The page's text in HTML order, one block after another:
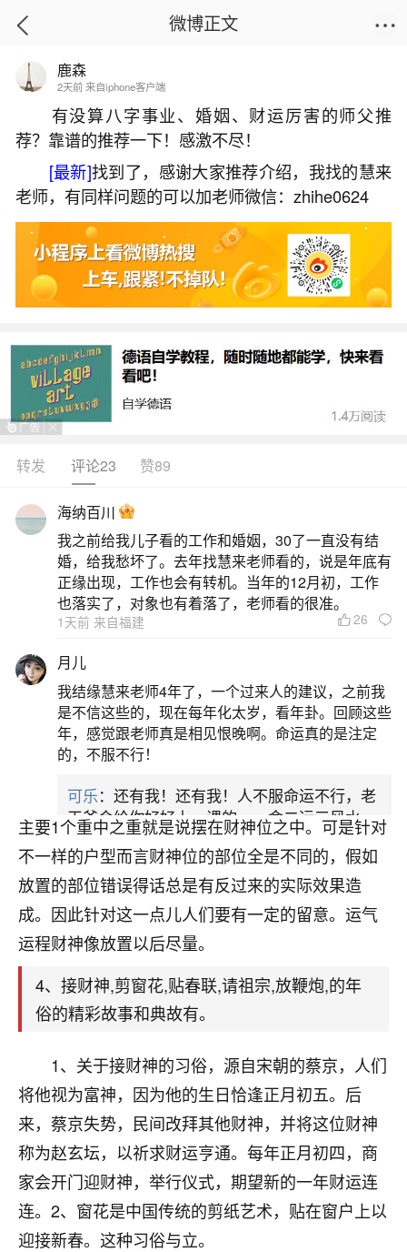
首页
立春接财神用什么贡品？
2026-06-02 16:17:19 17 4 赞
生活中像立春接财神用什么贡品？都是很常见
的问题，但是小问题不注意可能会引起大麻烦，下
面就这个问题给大家做一些解读：
1、迎接财神方法千万不要错过~,兔年财位在正
南方
立春正月十四接财神吉时：子时（24点
2、潮汕拜神风俗
财神物品:三牲［简化版是三中肉类，如猪肉，
鱿鱼，肉丸，如用鱼类或鸡鸭鹅必须整只，除三鸟
和鱼类在，其余动物一般不用］。斋碗［三或五个
素材，简化版如菌类，糖，紫菜］，水果(大果实如
钱各地差异很大，问当地老人。
3、立春可以移动财神位吗？
财神位运程最开始放置这种佛像是以便提高自
己的财气运程，那么针对人们而言财气运程的提高
主要1个重中之重就是说摆在财神位之中。可是针对
不一样的户型而言财神位的部位全是不同的，假如
放置的部位错误得话总是有反过来的实际效果造
成。因此针对这一点儿人们要有一定的留意。运气
运程财神像放置以后尽量。
4、接财神,剪窗花,贴春联,请祖宗,放鞭炮,的年
俗的精彩故事和典故有。
1、关于接财神的习俗，源自宋朝的蔡京，人们
将他视为富神，因为他的生日恰逢正月初五。后
来，蔡京失势，民间改拜其他财神，并将这位财神
称为赵玄坛，以祈求财运亨通。每年正月初四，商
家会开门迎财神，举行仪式，期望新的一年财运连
连。2、窗花是中国传统的剪纸艺术，贴在窗户上以
迎接新春。这种习俗与立。
微博正文
鹿森
2天前 来自iphone客户端
有没算八字事业、婚姻、财运厉害的师父推
荐？靠谱的推荐一下！感激不尽！
[最新]找到了，感谢大家推荐介绍，我找的慧来
老师，有同样问题的可以加老师微信：zhihe0624
转发 评论23 赞89
海纳百川
我之前给我儿子看的工作和婚姻，30了一直没有结
婚，给我愁坏了。去年找慧来老师看的，说是年底有
正缘出现，工作也会有转机。当年的12月初，工作
也落实了，对象也有着落了，老师看的很准。
1天前 来自福建 26
月儿
我结缘慧来老师4年了，一个过来人的建议，之前我
是不信这些的，现在每年化太岁，看年卦。回顾这些
年，感觉跟老师真是相见恨晚啊。命运真的是注定
的，不服不行！
可乐：还有我！还有我！人不服命运不行，老
天爷会给你好好上一课的。一命二运三风水，
哪样不服都不行！
平安是福：我也是每年找老师化太岁，看年
卦，认识老师3年了，都是缘分啊！
17分钟前 来自湖北 19
我是做餐饮的，这两年，生意屡屡受挫，店开一家关
一家，要么生意不好，生意好的就出事。前些年攒的
回事？
鹿森：你可以找老师看看，人有时不服命不行
啊！
太阳当空赵：我也做餐饮的，生意不算大，但
是我从找店开始都是找慧来老师跟进的，选
址、风水、还有开业日子，哪哪都看了，虽然
大环境不好，但是我家生意还可以，前几天又
刚找老师做了补财库，希望财运更好一点！